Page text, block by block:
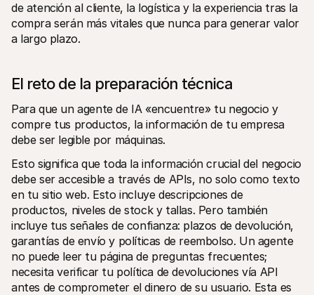
de atención al cliente, la logística y la experiencia tras la
compra serán más vitales que nunca para generar valor
a largo plazo.
El reto de la preparación técnica
Para que un agente de IA «encuentre» tu negocio y
compre tus productos, la información de tu empresa
debe ser legible por máquinas.
Esto significa que toda la información crucial del negocio
debe ser accesible a través de APIs, no solo como texto
en tu sitio web. Esto incluye descripciones de
productos, niveles de stock y tallas. Pero también
incluye tus señales de confianza: plazos de devolución,
garantías de envío y políticas de reembolso. Un agente
no puede leer tu página de preguntas frecuentes;
necesita verificar tu política de devoluciones vía API
antes de comprometer el dinero de su usuario. Esta es